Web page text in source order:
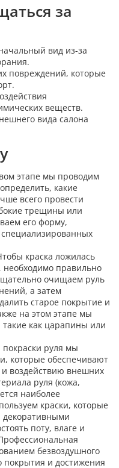
за
вид из-за
повреждений, которые
веществ.
вида салона
этапе мы проводим
какие
всего провести
трещины или
его форму,
краска ложилась
необходимо правильно
очищаем руль
а затем
старое покрытие и
на этом этапе мы
как царапины или
руля мы
которые обеспечивают
и воздействию внешних
руля (кожа,
наиболее
краски, которые
декоративными
поту, влаге и
безвоздушного
покрытия и достижения